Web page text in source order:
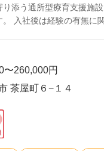
添う通所型療育支援施設
入社後は経験の有無に
型オートマ車）を...
〜260,000円
茶屋町６−１４